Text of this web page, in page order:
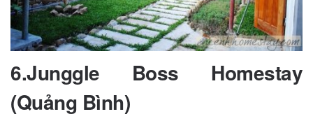
6.Junggle Boss Homestay
(Quảng Bình)